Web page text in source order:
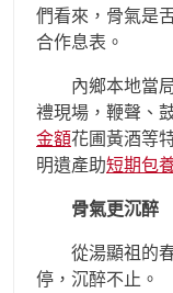
們看來，骨氣是
合作息表。
內鄉本地當
禮現場，鞭聲、
金額花圃黃酒等
明遺產助短期包
骨氣更沉醉
從湯顯祖的
停，沉醉不止。